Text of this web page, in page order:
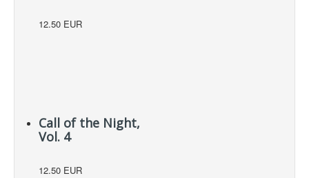
12.50 EUR
Call of the Night,
Vol. 4
12.50 EUR